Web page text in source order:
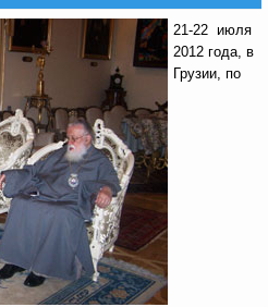
21-22 июля
2012 года, в
Грузии, по